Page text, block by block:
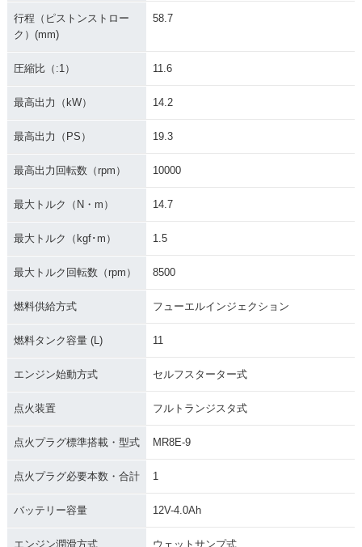
行程（ピストンストロー
ク）(mm)
58.7
圧縮比（:1） 11.6
最高出力（kW） 14.2
最高出力（PS） 19.3
最高出力回転数（rpm） 10000
最大トルク（N・m） 14.7
最大トルク（kgf･m） 1.5
最大トルク回転数（rpm） 8500
燃料供給方式 フューエルインジェクション
燃料タンク容量 (L) 11
エンジン始動方式 セルフスターター式
点火装置 フルトランジスタ式
点火プラグ標準搭載・型式 MR8E-9
点火プラグ必要本数・合計 1
バッテリー容量 12V-4.0Ah
エンジン潤滑方式 ウェットサンプ式